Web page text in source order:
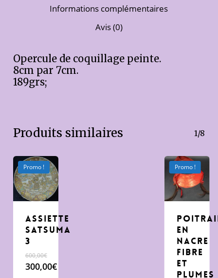
Informations complémentaires
Avis (0)
Opercule de coquillage peinte.
8cm par 7cm.
189grs;
Produits similaires 1/8
Promo !
Assiette
Satsuma
3
600,00€
Le
300,00€
Promo !
en
nacre
fibre
et
plumes